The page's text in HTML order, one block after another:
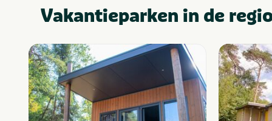
Vakantieparken in de